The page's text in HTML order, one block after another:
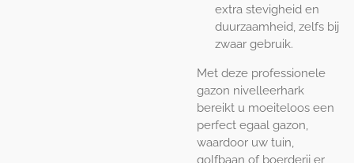
extra stevigheid en
duurzaamheid, zelfs bij
zwaar gebruik.
Met deze professionele
gazon nivelleerhark
bereikt u moeiteloos een
perfect egaal gazon,
waardoor uw tuin,
golfbaan of boerderij er